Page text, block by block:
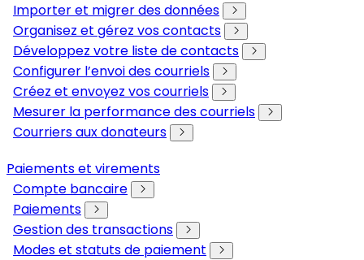
Importer et migrer des données
Organisez et gérez vos contacts
Développez votre liste de contacts
Configurer l’envoi des courriels
Créez et envoyez vos courriels
Mesurer la performance des courriels
Courriers aux donateurs
Paiements et virements
Compte bancaire
Paiements
Gestion des transactions
Modes et statuts de paiement